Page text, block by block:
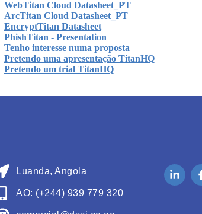
WebTitan Cloud Datasheet_PT
ArcTitan Cloud Datasheet_PT
EncryptTitan Datasheet
PhishTitan - Presentation
Tenho interesse numa proposta
Pretendo uma apresentação TitanHQ
Pretendo um trial TitanHQ
Luanda, Angola
AO: (+244) 939 779 320